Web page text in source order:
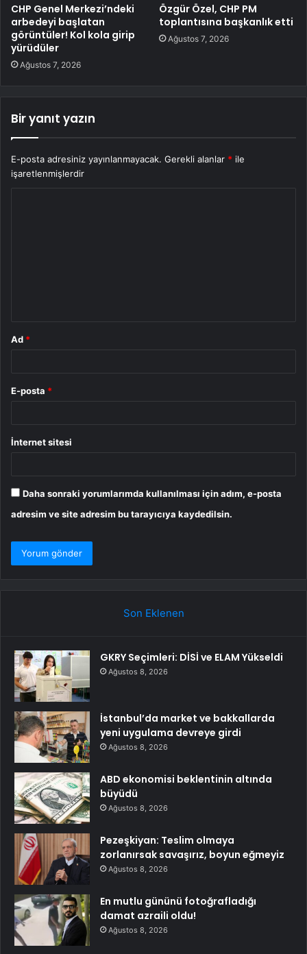
CHP Genel Merkezi’ndeki
arbedeyi başlatan
görüntüler! Kol kola girip
yürüdüler
Ağustos 7, 2026
Özgür Özel, CHP PM
toplantısına başkanlık etti
Ağustos 7, 2026
Bir yanıt yazın
E-posta adresiniz yayınlanmayacak. Gerekli alanlar * ile
işaretlenmişlerdir
Ad *
E-posta *
İnternet sitesi
Daha sonraki yorumlarımda kullanılması için adım, e-posta
adresim ve site adresim bu tarayıcıya kaydedilsin.
Son Eklenen
GKRY Seçimleri: DİSİ ve ELAM Yükseldi
Ağustos 8, 2026
İstanbul’da market ve bakkallarda
yeni uygulama devreye girdi
Ağustos 8, 2026
ABD ekonomisi beklentinin altında
büyüdü
Ağustos 8, 2026
Pezeşkiyan: Teslim olmaya
zorlanırsak savaşırız, boyun eğmeyiz
Ağustos 8, 2026
En mutlu gününü fotoğrafladığı
damat azraili oldu!
Ağustos 8, 2026